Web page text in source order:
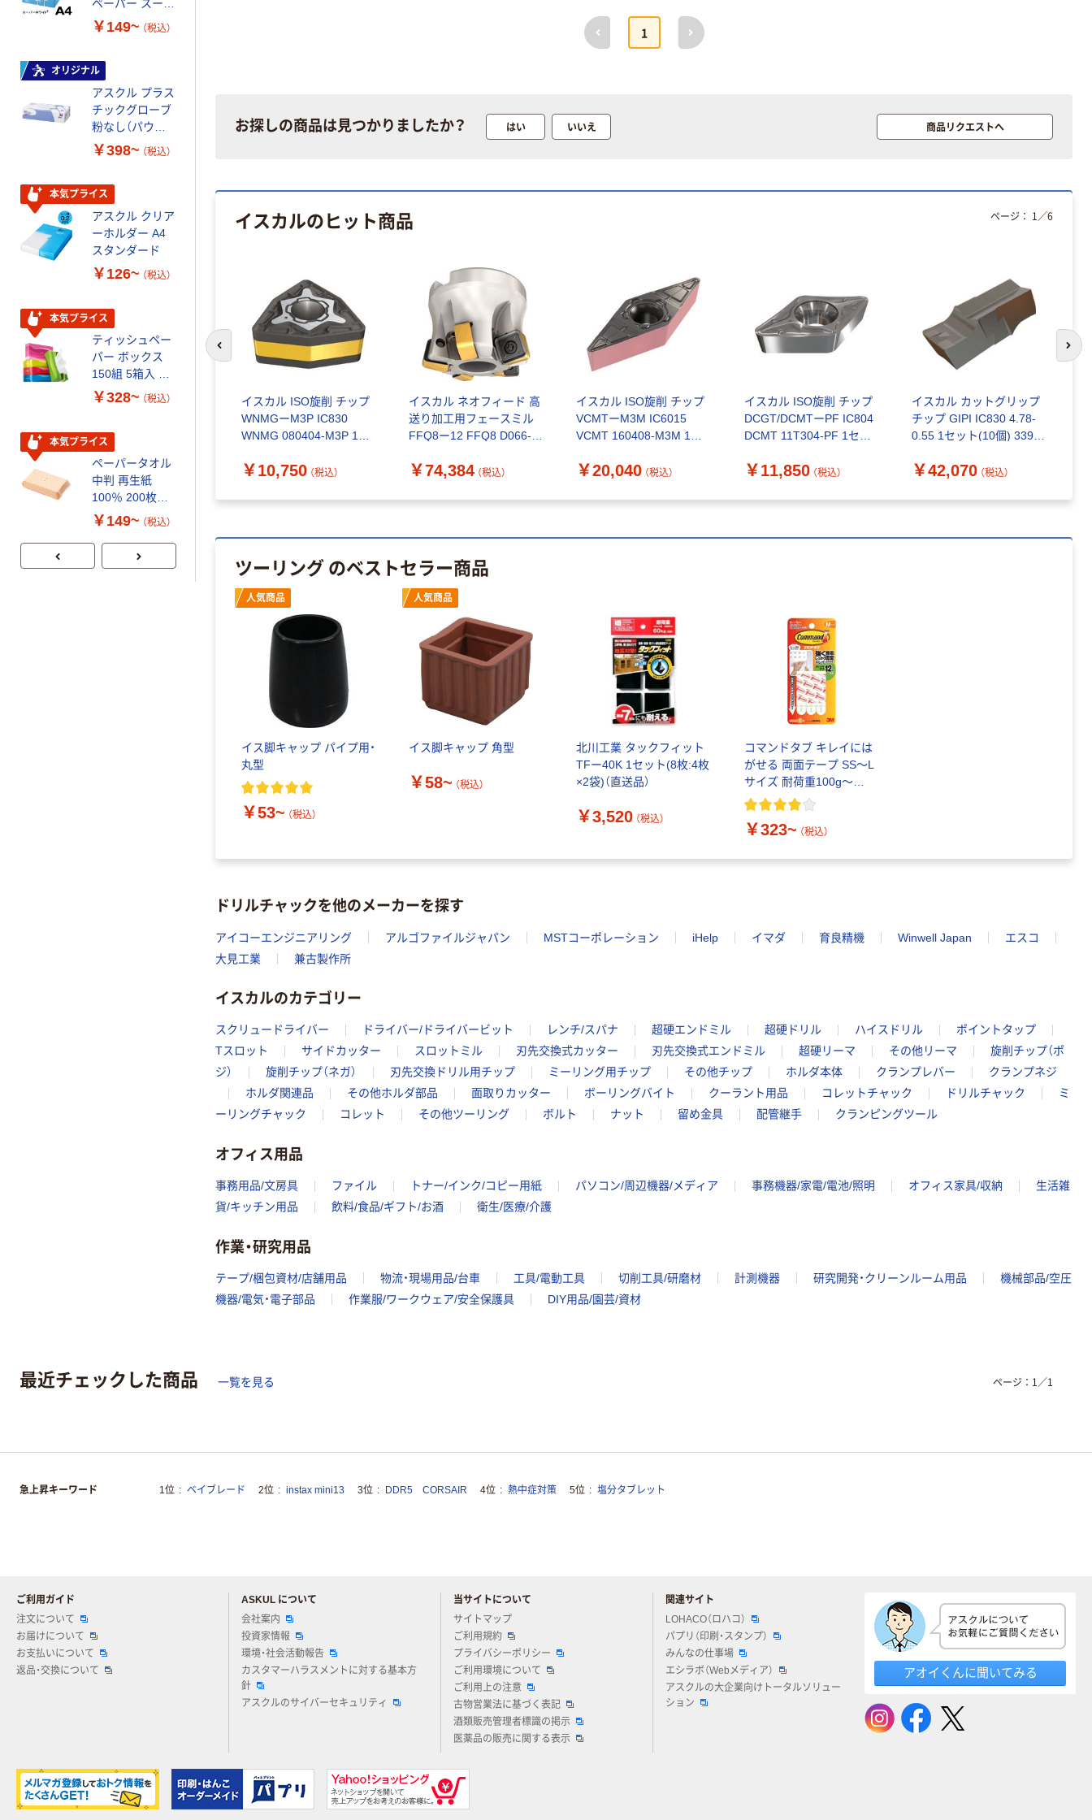
前へ
1
次へ
お探しの商品は見つかりましたか？ はい いいえ 商品リクエストへ
イスカルのヒット商品
直送
イスカル 超硬ソリッドド
SCD 049-048-060 ACP8N
1本 339-5522（直送品）
￥34,711 （税込）
イスカル ISO旋削 チップ
WNMGーM3P IC830
WNMG 080404-M3P 1セ
送品）
￥10,750 （税込）
イスカル ネオフィード 高
送り加工用フェースミル
FFQ8ー12 FFQ8 D066-
8025（直送品）
￥74,384 （税込）
イスカル ISO旋削 チップ
VCMTーM3M IC6015
VCMT 160408-M3M 1セ
送品）
￥20,040 （税込）
イスカル ISO旋削 チップ
DCGT/DCMTーPF IC804
DCMT 11T304-PF 1セッ
品）
￥11,850 （税込）
イスカル カットグリップ
チップ GIPI IC830 4.78-
0.55 1セット(10個) 339-
￥42,070 （税込）
ページ： 1 ／6
前のスライドへ 次
ツーリング のベストセラー商品
人気商品
イス脚キャップ パイプ用・
丸型
￥53~ （税込）
人気商品
イス脚キャップ 角型
￥58~ （税込）
北川工業 タックフィット
TFー40K 1セット(8枚:4枚
×2袋)（直送品）
￥3,520 （税込）
コマンドタブ キレイには
がせる 両面テープ SS～L
サイズ 耐荷重100g～
2.0kg 白/クリア 3M スリ
￥323~ （税込）
ドリルチャックを他のメーカーを探す
アイコーエンジニアリング アルゴファイルジャパン MSTコーポレーション iHelp イマダ 育良精機 Winwell Japan
エスコ
大見工業
兼古製作所
イスカルのカテゴリー
スクリュードライバー ドライバー/ドライバービット レンチ/スパナ 超硬エンドミル 超硬ドリル ハイスドリル
ポイントタップ
Tスロット
サイドカッター スロットミル 刃先交換式カッター 刃先交換式エンドミル 超硬リーマ その他リーマ
旋削チップ（ポ
ジ）
旋削チップ（ネガ） 刃先交換ドリル用チップ ミーリング用チップ その他チップ ホルダ本体 クランプレバー
クランプネジ
ホルダ関連品
その他ホルダ部品 面取りカッター ボーリングバイト クーラント用品 コレットチャック ドリルチャック
ミ
ーリングチャック
コレット その他ツーリング ボルト ナット 留め金具 配管継手 クランピングツール
オフィス用品
事務用品/文房具 ファイル トナー/インク/コピー用紙 パソコン/周辺機器/メディア 事務機器/家電/電池/照明 オフィス家具/収納
生活雑
貨/キッチン用品
飲料/食品/ギフト/お酒 衛生/医療/介護
作業・研究用品
テープ/梱包資材/店舗用品 物流・現場用品/台車 工具/電動工具 切削工具/研磨材 計測機器 研究開発・クリーンルーム用品
機械部品/空圧
機器/電気・電子部品
作業服/ワークウェア/安全保護具 DIY用品/園芸/資材
ペーパー スーパ
ーホワイト+
￥149~ （税込）
オリジナル
アスクル プラス
チックグローブ
粉なし（パウダ
ーフリー）
￥398~ （税込）
本気プライス
アスクル クリア
ーホルダー A4
スタンダード
￥126~ （税込）
本気プライス
ティッシュペー
パー ボックス
150組 5箱入 ア
スクル スマート
証
￥328~ （税込）
本気プライス
ペーパータオル
中判 再生紙
100％ 200枚
FSC認証 シング
企画 オリジナル
￥149~ （税込）
ｍ 再生紙
証
本気プライス
アスクル 耳にや
さしい やわらか
本気プライス
トイレットペー
パー シングル
リサイクル100
芯あり FSC認
証
￥470~ （税込）
期間限定価格
アスクル プラ
スチックグロー
ブ 薄手 粉な
ォーター 500ml
キャップシール
￥140~ （税込）
サントリー 天然
水 ミネラルウォ
トル
￥686~ （税込）
ファーストレイ
￥374~ （税込）
ローブ ホワイ
ト 粉なし（パ
￥698~ （税込）
本気プライス
ナルティッシュ
PEFC認証
（税込）
オリジナル
【アスクル限定】
ファーストレイ
ー 粉なし（パ
ウダーフリー）
￥698~ （税込）
オリジナル
アスクル 検査用
ディスポパンツ
￥96~
粉なし（パウダ
ーフリー）
本気プライス
アスクル クリア
本気プライス
ティッシュペー
パー ボックス
コンパクト ビ
ビッド PEFC認
証
￥328~ （税込）
本気プライス
ペーパータオル
中判 再生紙
100％ 200枚
最近チェックした商品 一覧を見る ページ： 1 ／1
急上昇キーワード 1位 ベイブレード 2位 instax mini13 3位 DDR5 CORSAIR 4位 熱中症対策 5位 塩分タブレット
ご利用ガイド
注文について
お届けについて
お支払いについて
返品・交換について
ASKUL について
会社案内
投資家情報
環境・社会活動報告
カスタマーハラスメントに対する基本方
針
アスクルのサイバーセキュリティ
当サイトについて
サイトマップ
ご利用規約
プライバシーポリシー
ご利用環境について
ご利用上の注意
古物営業法に基づく表記
酒類販売管理者標識の掲示
医薬品の販売に関する表示
関連サイト
LOHACO（ロハコ）
パプリ（印刷・スタンプ）
みんなの仕事場
エシラボ（Webメディア）
アスクルの大企業向けトータルソリュー
ション
アオイくんに聞いてみる